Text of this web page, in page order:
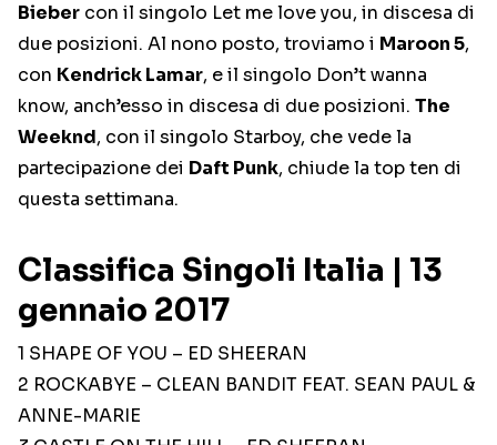
Bieber con il singolo Let me love you, in discesa di
due posizioni. Al nono posto, troviamo i Maroon 5,
con Kendrick Lamar, e il singolo Don’t wanna
know, anch’esso in discesa di due posizioni. The
Weeknd, con il singolo Starboy, che vede la
partecipazione dei Daft Punk, chiude la top ten di
questa settimana.
Classifica Singoli Italia | 13
gennaio 2017
1 SHAPE OF YOU – ED SHEERAN
2 ROCKABYE – CLEAN BANDIT FEAT. SEAN PAUL &
ANNE-MARIE